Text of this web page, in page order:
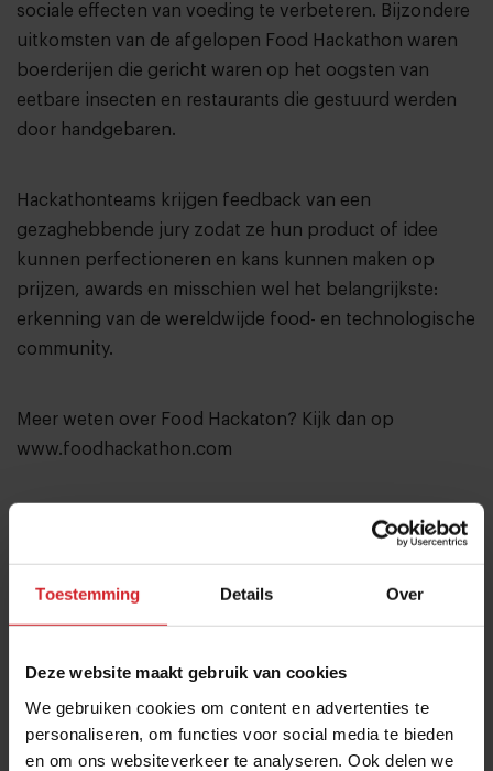
Toestemming Details Over
Deze website maakt gebruik van cookies
We gebruiken cookies om content en advertenties te
personaliseren, om functies voor social media te bieden
en om ons websiteverkeer te analyseren. Ook delen we
sociale effecten van voeding te verbeteren. Bijzondere
uitkomsten van de afgelopen Food Hackathon waren
boerderijen die gericht waren op het oogsten van
eetbare insecten en restaurants die gestuurd werden
door handgebaren.
Hackathonteams krijgen feedback van een
gezaghebbende jury zodat ze hun product of idee
kunnen perfectioneren en kans kunnen maken op
prijzen, awards en misschien wel het belangrijkste:
erkenning van de wereldwijde food- en technologische
community.
Meer weten over Food Hackaton? Kijk dan op
www.foodhackathon.com
Lipton al vijf jaar lang aan een voedselprinter die hij de
‘Fabricator’ noemt. De technologie van deze machine is
printen op cakejes, maar inmiddels kan hij met onder